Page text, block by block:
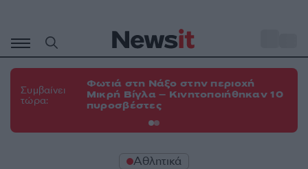
περιεχόμενο
Συμβαίνει
τώρα:
Φωτιά στη Νάξο στην περιοχή
Μικρή Βίγλα – Κινητοποιήθηκαν 10
πυροσβέστες
Αθλητικά